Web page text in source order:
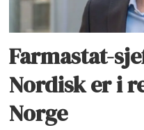
Farmastat-
Nordisk er i
Norge